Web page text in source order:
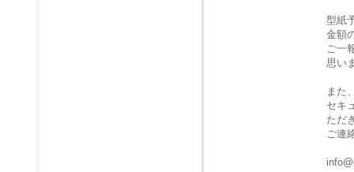
型紙
金額
ご一
思い
また
セキ
ただ
ご連